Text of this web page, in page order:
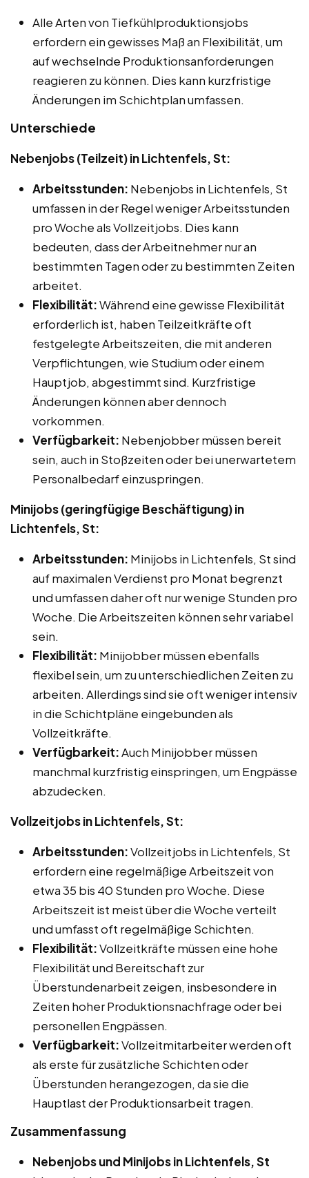
Alle Arten von Tiefkühlproduktionsjobs
erfordern ein gewisses Maß an Flexibilität, um
auf wechselnde Produktionsanforderungen
reagieren zu können. Dies kann kurzfristige
Änderungen im Schichtplan umfassen.
Unterschiede
Nebenjobs (Teilzeit) in Lichtenfels, St:
Arbeitsstunden: Nebenjobs in Lichtenfels, St
umfassen in der Regel weniger Arbeitsstunden
pro Woche als Vollzeitjobs. Dies kann
bedeuten, dass der Arbeitnehmer nur an
bestimmten Tagen oder zu bestimmten Zeiten
arbeitet.
Flexibilität:Während eine gewisse Flexibilität
erforderlich ist, haben Teilzeitkräfte oft
festgelegte Arbeitszeiten, die mit anderen
Verpflichtungen, wie Studium oder einem
Hauptjob, abgestimmt sind. Kurzfristige
Änderungen können aber dennoch
vorkommen.
Verfügbarkeit: Nebenjobber müssen bereit
sein, auch in Stoßzeiten oder bei unerwartetem
Personalbedarf einzuspringen.
Minijobs (geringfügige Beschäftigung) in
Lichtenfels, St:
Arbeitsstunden: Minijobs in Lichtenfels, St sind
auf maximalen Verdienst pro Monat begrenzt
und umfassen daher oft nur wenige Stunden pro
Woche. Die Arbeitszeiten können sehr variabel
sein.
Flexibilität: Minijobber müssen ebenfalls
flexibel sein, um zu unterschiedlichen Zeiten zu
arbeiten. Allerdings sind sie oft weniger intensiv
in die Schichtpläne eingebunden als
Vollzeitkräfte.
Verfügbarkeit:Auch Minijobber müssen
manchmal kurzfristig einspringen, um Engpässe
abzudecken.
Vollzeitjobs in Lichtenfels, St:
Arbeitsstunden:Vollzeitjobs in Lichtenfels, St
erfordern eine regelmäßige Arbeitszeit von
etwa 35 bis 40 Stunden pro Woche. Diese
Arbeitszeit ist meist über die Woche verteilt
und umfasst oft regelmäßige Schichten.
Flexibilität:Vollzeitkräfte müssen eine hohe
Flexibilität und Bereitschaft zur
Überstundenarbeit zeigen, insbesondere in
Zeiten hoher Produktionsnachfrage oder bei
personellen Engpässen.
Verfügbarkeit:Vollzeitmitarbeiter werden oft
als erste für zusätzliche Schichten oder
Überstunden herangezogen, da sie die
Hauptlast der Produktionsarbeit tragen.
Zusammenfassung
Nebenjobs und Minijobs in Lichtenfels, St